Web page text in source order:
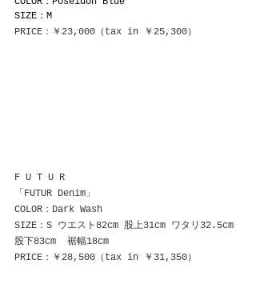
SIZE：M
PRICE：￥23,000（tax in ￥25,300）
F U T U R
「FUTUR Denim」
COLOR：Dark Wash
SIZE：S ウエスト82cm 股上31cm ワタリ32.5cm
股下83cm  裾幅18cm
PRICE：￥28,500（tax in ￥31,350）